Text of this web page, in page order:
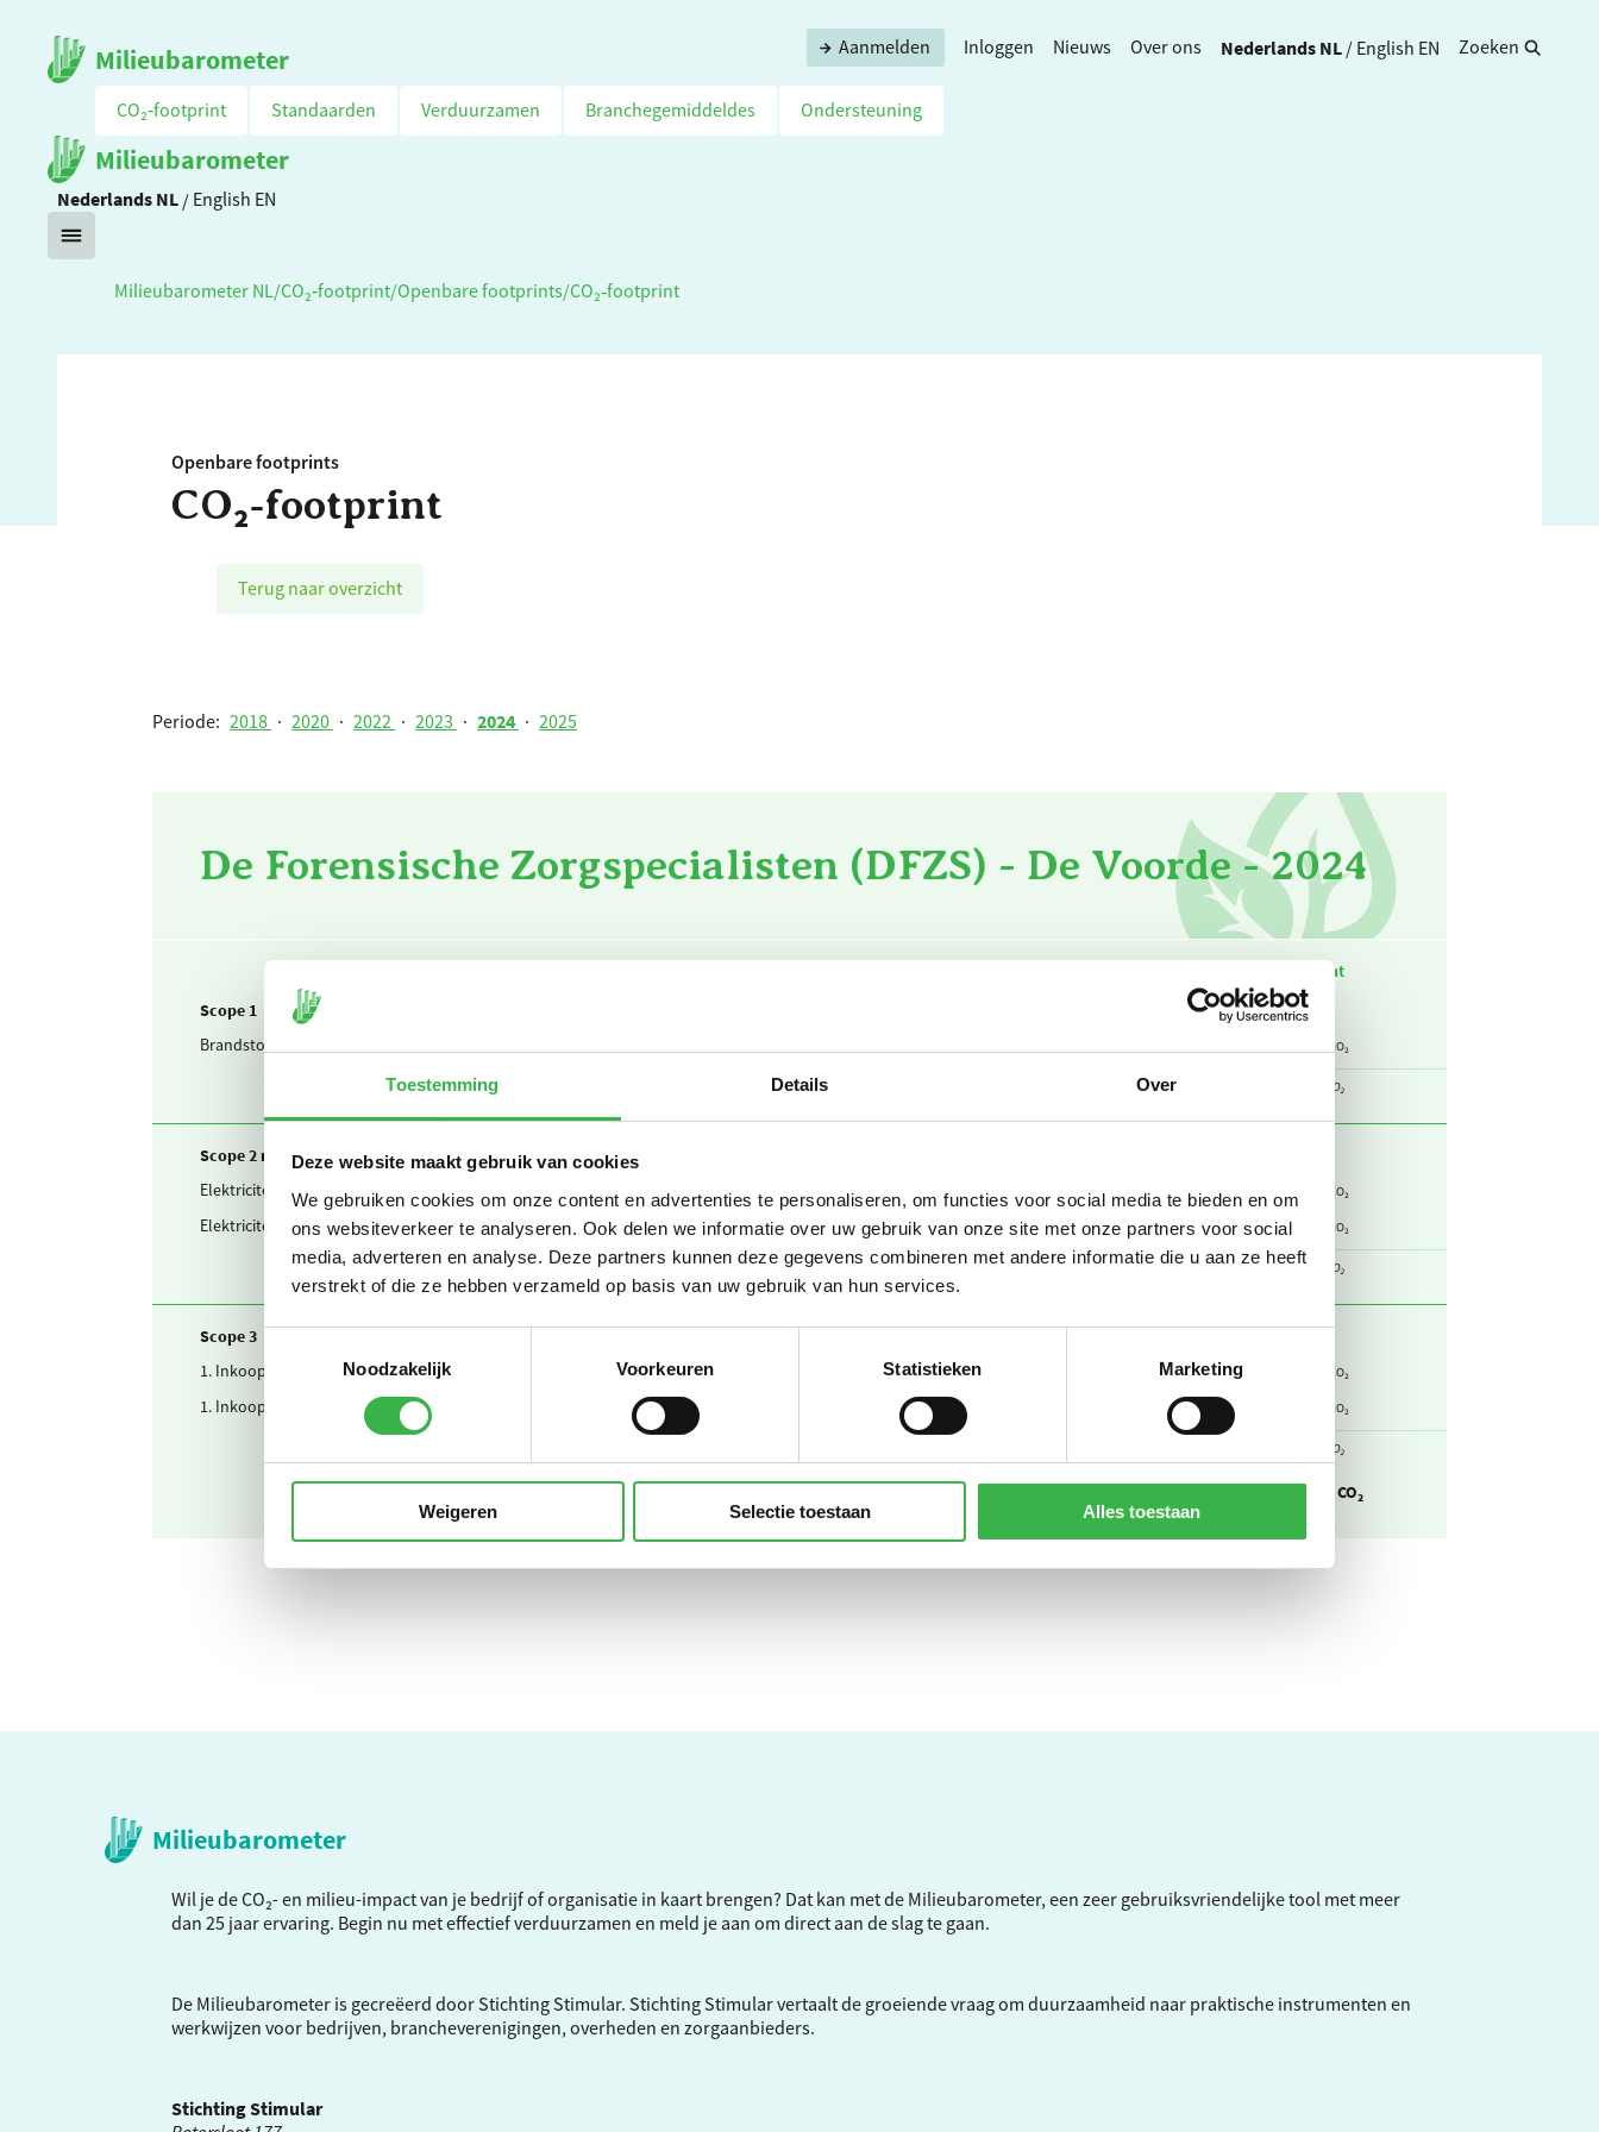
Toestemming Details Over
Deze website maakt gebruik van cookies
We gebruiken cookies om onze content en advertenties te personaliseren, om functies voor social media te bieden en om
ons websiteverkeer te analyseren. Ook delen we informatie over uw gebruik van onze site met onze partners voor social
media, adverteren en analyse. Deze partners kunnen deze gegevens combineren met andere informatie die u aan ze heeft
verstrekt of die ze hebben verzameld op basis van uw gebruik van hun services.
Noodzakelijk
Voorkeuren Statistieken Marketing
Weigeren Selectie toestaan Alles toestaan
Milieubarometer Aanmelden Inloggen Nieuws Over ons Nederlands NL / English EN Zoeken
CO₂‑footprint Standaarden Verduurzamen Branchegemiddeldes Ondersteuning
Milieubarometer
Nederlands NL / English EN
Milieubarometer NL /CO₂‑footprint/Openbare footprints/CO₂‑footprint
Openbare footprints
CO₂‑footprint
Terug naar overzicht
Periode: 2018 · 2020 · 2022 · 2023 · 2024 · 2025
De Forensische Zorgspecialisten (DFZS) - De Voorde - 2024
CO₂-equivalent
Scope 1
Brandstof & warmte
Ton CO₂
Ton CO₂
Scope 2 marketbased
Elektriciteit
Zelf opgewekte zonnestroom (PV) 0 kg CO₂ / kWh Ton CO₂
Elektriciteit Ingekochte elektriciteit 706.468 kWh 0,536 kg CO₂ / kWh 379 Ton CO₂
Subtotaal 379 Ton CO₂
Scope 3
1. Inkoop
7.129 m³ kg CO₂ / m³ Ton CO₂
1. Inkoop Papier - duurzaam 240 kg Ton CO₂
Ton CO₂
Ton CO₂
Milieubarometer
Wil je de CO₂- en milieu-impact van je bedrijf of organisatie in kaart brengen? Dat kan met de Milieubarometer, een zeer gebruiksvriendelijke tool met meer
dan 25 jaar ervaring. Begin nu met effectief verduurzamen en meld je aan om direct aan de slag te gaan.
De Milieubarometer is gecreëerd door Stichting Stimular. Stichting Stimularvertaalt de groeiende vraag om duurzaamheid naar praktische instrumenten en
werkwijzen voor bedrijven, brancheverenigingen, overheden en zorgaanbieders.
Stichting Stimular